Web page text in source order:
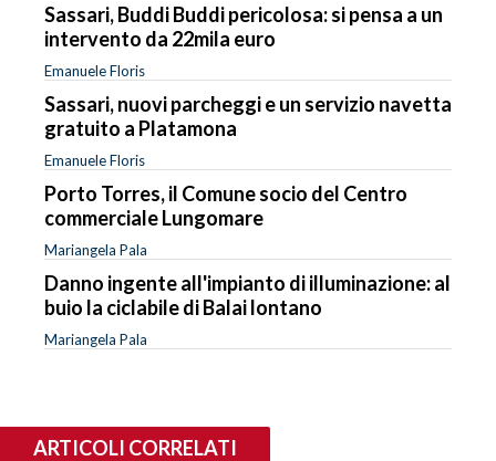
Sassari, Buddi Buddi pericolosa: si pensa a un
intervento da 22mila euro
Emanuele Floris
Sassari, nuovi parcheggi e un servizio navetta
gratuito a Platamona
Emanuele Floris
Porto Torres, il Comune socio del Centro
commerciale Lungomare
Mariangela Pala
Danno ingente all'impianto di illuminazione: al
buio la ciclabile di Balai lontano
Mariangela Pala
ARTICOLI CORRELATI